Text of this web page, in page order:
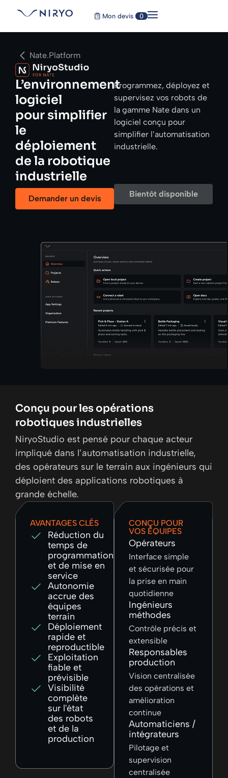
Mon devis 0
Nate.Platform
L’environnement
logiciel
pour simplifier
le
déploiement
de la robotique
industrielle
Programmez, déployez et
supervisez vos robots de
la gamme Nate dans un
logiciel conçu pour
simplifier l’automatisation
industrielle.
Demander un devis Bientôt disponible
Conçu pour les opérations
robotiques industrielles
NiryoStudio est pensé pour chaque acteur
impliqué dans l’automatisation industrielle,
des opérateurs sur le terrain aux ingénieurs qui
déploient des applications robotiques à
grande échelle.
AVANTAGES CLÉS
Réduction du
temps de
programmation
et de mise en
service
Autonomie
accrue des
équipes
terrain
Déploiement
rapide et
reproductible
Exploitation
fiable et
prévisible
Visibilité
complète
sur l'état
des robots
et de la
production
CONÇU POUR
VOS ÉQUIPES
Opérateurs
Interface simple
et sécurisée pour
la prise en main
quotidienne
Ingénieurs
méthodes
Contrôle précis et
extensible
Responsables
production
Vision centralisée
des opérations et
amélioration
continue
Automaticiens /
intégrateurs
Pilotage et
supervision
centralisée